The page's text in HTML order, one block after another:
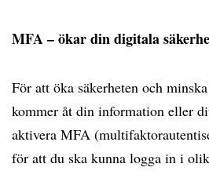
MFA – ökar din digitala
För att öka säkerheten och
kommer åt din information eller
aktivera MFA
för att du ska kunna logga in i